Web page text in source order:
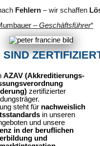
Fehlern – wir schaffen
–Geschäftsführer“
SIND
AZAV (Akkreditierungs-
zertifizierter
steht für nachweislich
in unseren
und unsere
in der beruflichen
und